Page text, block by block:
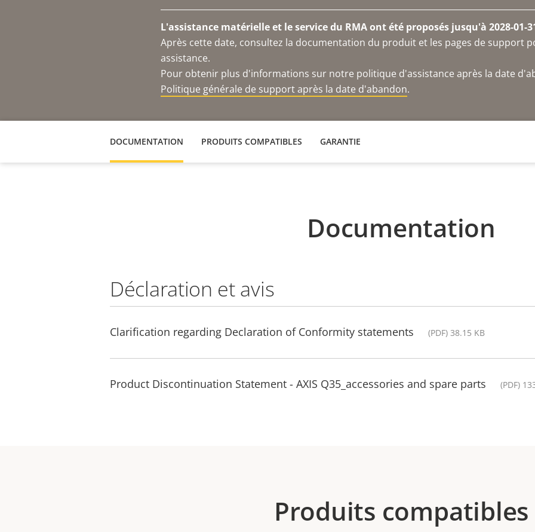
L'assistance matérielle et le service du RMA ont été proposés jusqu'à 2028-01-
Après cette date, consultez la documentation du produit et les pages de support
assistance.
Pour obtenir plus d'informations sur notre politique d'assistance après la date
Politique générale de support après la date d'abandon.
DOCUMENTATION PRODUITS COMPATIBLES GARANTIE
Documentation
Déclaration et avis
Clarification regarding Declaration of Conformity statements (PDF) 38.15 KB
Product Discontinuation Statement - AXIS Q35_accessories and spare parts (PDF)
Produits compatibles